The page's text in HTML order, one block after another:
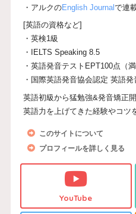
・アルクのEnglish Journalで連
[英語の資格など]
・英検1級
・IELTS Speaking 8.5
・英語発音テストEPT100点（満
・国際英語発音協会認定 英語
英語初級から猛勉強&発音矯正
英語力を上げてきた経験やコツ
このサイトについて
プロフィールを詳しく見る
YouTube